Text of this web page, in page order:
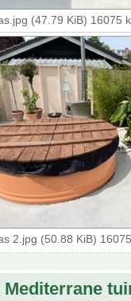
(47.79 KiB) 16075
2.jpg (50.88 KiB)
Mediterrane